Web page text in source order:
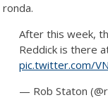
ronda.
After this week,
Reddick is there
pic.twitter.com/
— Rob Staton